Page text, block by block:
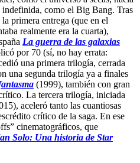
como el Big Bang. Tras
primera entrega (que en el
realmente era la cuarta),
La guerra de las galaxias
por 70 (sí, no hay errata:
una primera trilogía, cerrada
una segunda trilogía ya a finales
(1999), también con gran
La tercera trilogía, iniciada
aceleró tanto las cuantiosas
crítico de la saga. En ese
cinematográficos, que
Solo: Una historia de Star